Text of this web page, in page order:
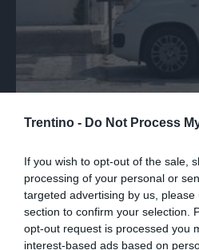
Trentino - Do Not Process
If you wish to opt-out of the sale,
processing of your personal or
targeted advertising by us,
section to confirm your selection.
opt-out request is processed you
interest-based ads based on
ECONOMIA
Invitalia, fibra ottica